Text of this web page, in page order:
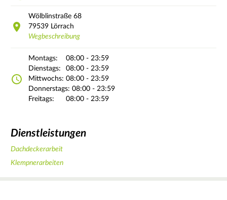
Wölblinstraße 68
79539 Lörrach
Wegbeschreibung
Montags:
08:00 - 23:59
Dienstags:
08:00 - 23:59
Mittwochs: 08:00 - 23:59
Donnerstags: 08:00 - 23:59
Freitags:
08:00 - 23:59
Dienstleistungen
Dachdeckerarbeit
Klempnerarbeiten